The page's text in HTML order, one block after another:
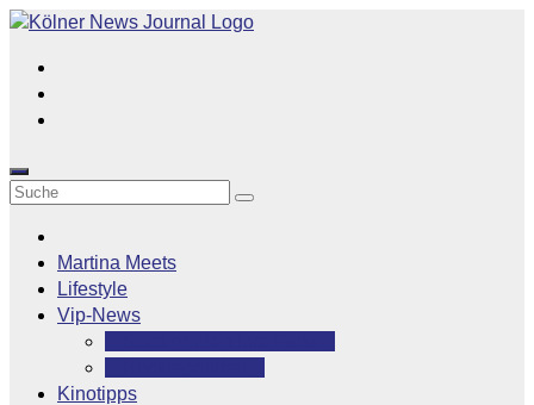
Zum
springen
Martina Meets
Lifestyle
Vip-News
Kinotipps